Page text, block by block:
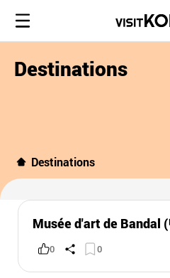
Destinations
Destinations
Musée d'art de Bandal
0 0